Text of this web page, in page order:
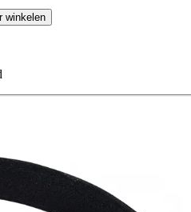
winkelen